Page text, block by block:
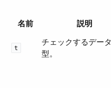
名前 説明
t
チェックするデータ
型。